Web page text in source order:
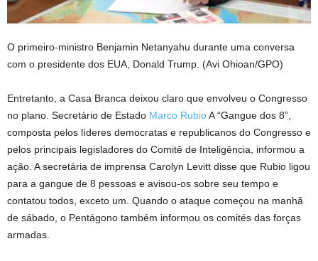
O primeiro-ministro Benjamin Netanyahu durante uma conversa
com o presidente dos EUA, Donald Trump. (Avi Ohioan/GPO)
Entretanto, a Casa Branca deixou claro que envolveu o Congresso
no plano. Secretário de Estado Marco RubioA “Gangue dos 8”,
composta pelos líderes democratas e republicanos do Congresso e
pelos principais legisladores do Comitê de Inteligência, informou a
ação. A secretária de imprensa Carolyn Levitt disse que Rubio ligou
para a gangue de 8 pessoas e avisou-os sobre seu tempo e
contatou todos, exceto um. Quando o ataque começou na manhã
de sábado, o Pentágono também informou os comités das forças
armadas.